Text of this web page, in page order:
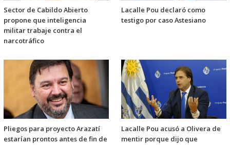
Sector de Cabildo Abierto
propone que inteligencia
militar trabaje contra el
narcotráfico
Lacalle Pou declaró como
testigo por caso Astesiano
Pliegos para proyecto Arazatí
estarían prontos antes de fin de
Lacalle Pou acusó a Olivera de
mentir porque dijo que